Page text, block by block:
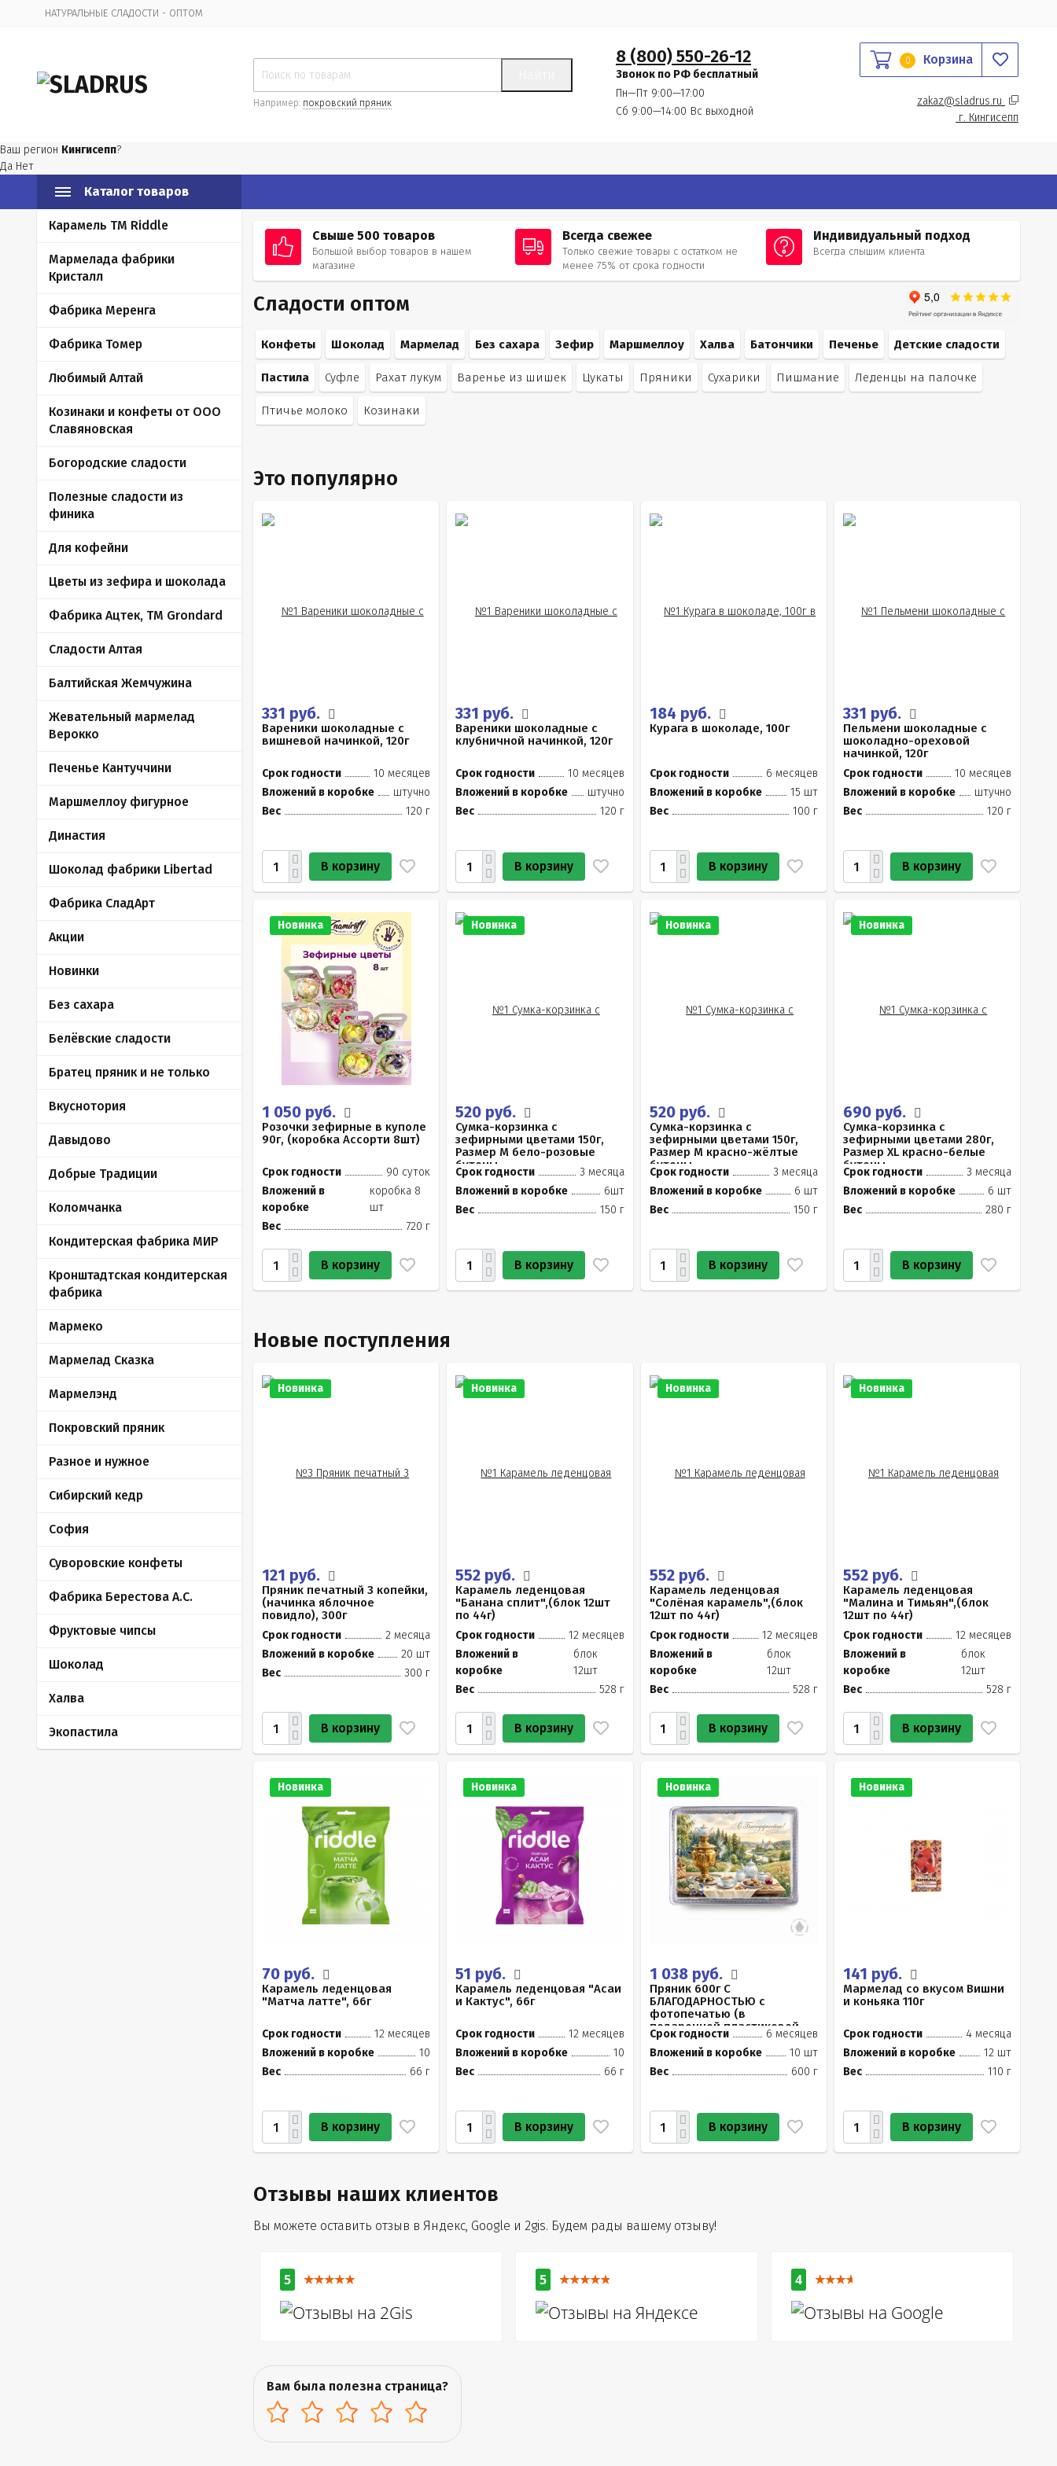
НАТУРАЛЬНЫЕ СЛАДОСТИ - ОПТОМ
Например: покровский пряник
8 (800) 550-26-12
Звонок по РФ бесплатный
Пн—Пт 9:00—17:00
Сб 9:00—14:00 Вс выходной
0 Корзина
zakaz@sladrus.ru
г. Кингисепп
Ваш регион Кингисепп?
Да Нет
Каталог товаров
Карамель ТМ Riddle
Мармелада фабрики
Кристалл
Фабрика Меренга
Фабрика Томер
Любимый Алтай
Козинаки и конфеты от ООО
Славяновская
Богородские сладости
Полезные сладости из
финика
Для кофейни
Цветы из зефира и шоколада
Фабрика Ацтек, ТМ Grondard
Сладости Алтая
Балтийская Жемчужина
Жевательный мармелад
Верокко
Печенье Кантуччини
Маршмеллоу фигурное
Династия
Шоколад фабрики Libertad
Фабрика СладАрт
Акции
Новинки
Без сахара
Белёвские сладости
Братец пряник и не только
Вкуснотория
Давыдово
Добрые Традиции
Коломчанка
Кондитерская фабрика МИР
Кронштадтская кондитерская
фабрика
Мармеко
Мармелад Сказка
Мармелэнд
Покровский пряник
Разное и нужное
Сибирский кедр
София
Суворовские конфеты
Фабрика Берестова А.С.
Фруктовые чипсы
Шоколад
Халва
Экопастила
Свыше 500 товаров
Большой выбор товаров в нашем
магазине
Всегда свежее
Только свежие товары с остатком не
менее 75% от срока годности
Индивидуальный подход
Всегда слышим клиента
Сладости оптом
Конфеты Шоколад Мармелад Без сахара Зефир Маршмеллоу Халва Батончики Печенье Детские сладости
Пастила Суфле Рахат лукум Варенье из шишек Цукаты Пряники Сухарики Пишмание Леденцы на палочке
Птичье молоко Козинаки
Это популярно
331 руб.
Вареники шоколадные с
вишневой начинкой, 120г
Срок годности
10 месяцев
Вложений в коробке
штучно
Вес
120 г
В корзину
331 руб.
Вареники шоколадные с
клубничной начинкой, 120г
Срок годности
10 месяцев
Вложений в коробке
штучно
Вес
120 г
В корзину
184 руб.
Курага в шоколаде, 100г
Срок годности
6 месяцев
Вложений в коробке
15 шт
Вес
100 г
В корзину
331 руб.
Пельмени шоколадные с
шоколадно-ореховой
начинкой, 120г
Срок годности
10 месяцев
Вложений в коробке
штучно
Вес
120 г
В корзину
Новинка
1 050 руб.
Розочки зефирные в куполе
90г, (коробка Ассорти 8шт)
Срок годности
90 суток
Вложений в
коробке
коробка 8
шт
Вес
720 г
В корзину
Новинка
520 руб.
Сумка-корзинка с
зефирными цветами 150г,
Размер М бело-розовые
бутоны
Срок годности
3 месяца
Вложений в коробке
6шт
Вес
150 г
В корзину
Новинка
520 руб.
Сумка-корзинка с
зефирными цветами 150г,
Размер М красно-жёлтые
бутоны
Срок годности
3 месяца
Вложений в коробке
6 шт
Вес
150 г
В корзину
Новинка
690 руб.
Сумка-корзинка с
зефирными цветами 280г,
Размер XL красно-белые
бутоны
Срок годности
3 месяца
Вложений в коробке
6 шт
Вес
280 г
В корзину
Новые поступления
Новинка
121 руб.
Пряник печатный 3 копейки,
(начинка яблочное
повидло), 300г
Срок годности
2 месяца
Вложений в коробке
20 шт
Вес
300 г
В корзину
Новинка
552 руб.
Карамель леденцовая
"Банана сплит",(блок 12шт
по 44г)
Срок годности
12 месяцев
Вложений в
коробке
блок
12шт
Вес
528 г
В корзину
Новинка
552 руб.
Карамель леденцовая
"Солёная карамель",(блок
12шт по 44г)
Срок годности
12 месяцев
Вложений в
коробке
блок
12шт
Вес
528 г
В корзину
Новинка
552 руб.
Карамель леденцовая
"Малина и Тимьян",(блок
12шт по 44г)
Срок годности
12 месяцев
Вложений в
коробке
блок
12шт
Вес
528 г
В корзину
Новинка
70 руб.
Карамель леденцовая
"Матча латте", 66г
Срок годности
12 месяцев
Вложений в коробке
10
Вес
66 г
В корзину
Новинка
51 руб.
Карамель леденцовая "Асаи
и Кактус", 66г
Срок годности
12 месяцев
Вложений в коробке
10
Вес
66 г
В корзину
Новинка
1 038 руб.
Пряник 600г С
БЛАГОДАРНОСТЬЮ с
фотопечатью (в
подарочной пластиковой
упаковк...
Срок годности
6 месяцев
Вложений в коробке
10 шт
Вес
600 г
В корзину
Новинка
141 руб.
Мармелад со вкусом Вишни
и коньяка 110г
Срок годности
4 месяца
Вложений в коробке
12 шт
Вес
110 г
В корзину
Отзывы наших клиентов
Вы можете оставить отзыв в Яндекс, Google и 2gis. Будем рады вашему отзыву!
5 5 4
Вам была полезна страница?